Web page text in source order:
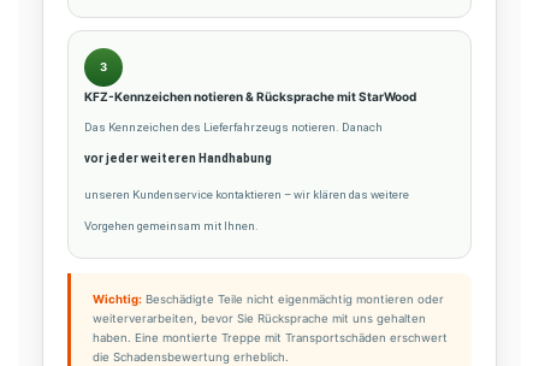
3
KFZ-Kennzeichen notieren & Rücksprache mit StarWood
Das Kennzeichen des Lieferfahrzeugs notieren. Danach
vor jeder weiteren Handhabung
unseren Kundenservice kontaktieren – wir klären das weitere
Vorgehen gemeinsam mit Ihnen.
Wichtig: Beschädigte Teile nicht eigenmächtig montieren oder
weiterverarbeiten, bevor Sie Rücksprache mit uns gehalten
haben. Eine montierte Treppe mit Transportschäden erschwert
die Schadensbewertung erheblich.